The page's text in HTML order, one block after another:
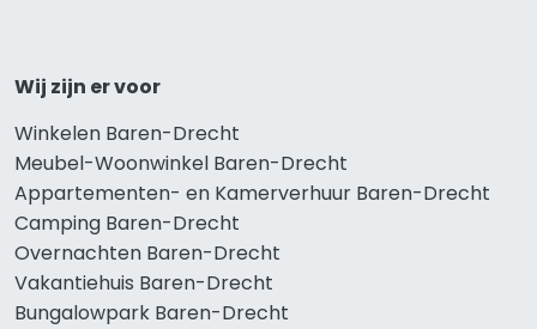
Wij zijn er voor
Winkelen Baren-Drecht
Meubel-Woonwinkel Baren-Drecht
Appartementen- en Kamerverhuur Baren-Drecht
Camping Baren-Drecht
Overnachten Baren-Drecht
Vakantiehuis Baren-Drecht
Bungalowpark Baren-Drecht